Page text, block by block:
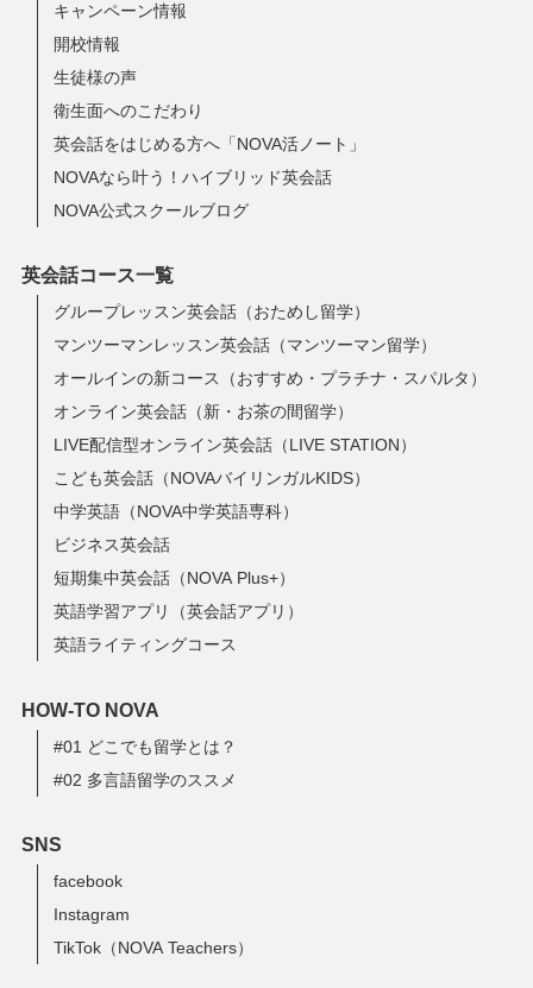
キャンペーン情報
開校情報
生徒様の声
衛生面へのこだわり
英会話をはじめる方へ「NOVA活ノート」
NOVAなら叶う！ハイブリッド英会話
NOVA公式スクールブログ
英会話コース一覧
グループレッスン英会話（おためし留学）
マンツーマンレッスン英会話（マンツーマン留学）
オールインの新コース（おすすめ・プラチナ・スパルタ）
オンライン英会話（新・お茶の間留学）
LIVE配信型オンライン英会話（LIVE STATION）
こども英会話（NOVAバイリンガルKIDS）
中学英語（NOVA中学英語専科）
ビジネス英会話
短期集中英会話（NOVA Plus+）
英語学習アプリ（英会話アプリ）
英語ライティングコース
HOW-TO NOVA
#01 どこでも留学とは？
#02 多言語留学のススメ
SNS
facebook
Instagram
TikTok（NOVA Teachers）